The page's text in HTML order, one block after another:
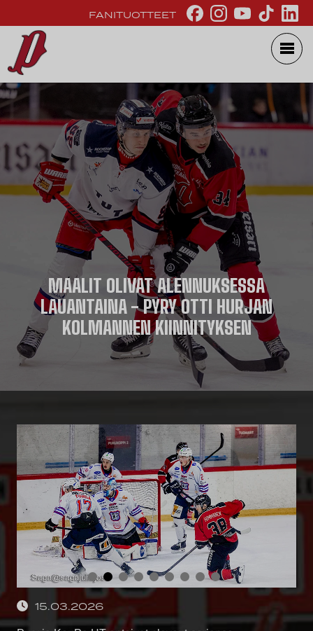
FANITUOTTEET
MAALIT OLIVAT ALENNUKSESSA
LAUANTAINA - PYRY OTTI HURJAN
KOLMANNEN KIINNITYKSEN
15.03.2026